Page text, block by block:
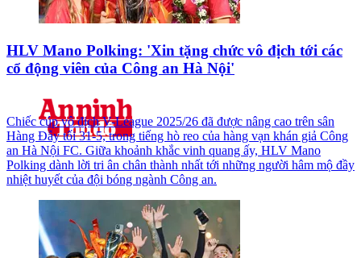
HLV Mano Polking: 'Xin tặng chức vô địch tới các
cổ động viên của Công an Hà Nội'
Chiếc cúp vô địch V-League 2025/26 đã được nâng cao trên sân
Hàng Đẫy tối 31-5, trong tiếng hò reo của hàng vạn khán giả Công
an Hà Nội FC. Giữa khoảnh khắc vinh quang ấy, HLV Mano
Polking dành lời tri ân chân thành nhất tới những người hâm mộ đầy
nhiệt huyết của đội bóng ngành Công an.